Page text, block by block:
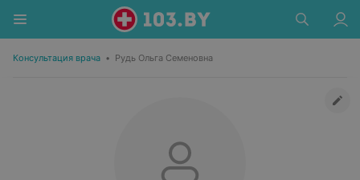
Консультация врача • Рудь Ольга Семеновна